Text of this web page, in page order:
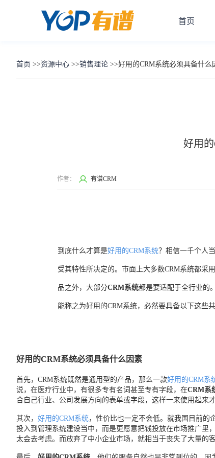
首页
首页 >>资源中心 >>销售理论 >>好用的CRM系统必须具备什么
好用
作者： 有谱CRM
到底什么才算是好用的CRM系统？相信一千个人
受其特性所决定的。市面上大多数CRM系统都采
品之外，大部分CRM系统都是要适配于全行业的
能称之为好用的CRM系统，必然要具备以下这些共
好用的CRM系统必须具备什么因素
首先，CRM系统既然是通用型的产品，那么一款好用的CRM系
说，在医疗行业中，有很多专有名词甚至专有字段，在CRM系
合自己行业、公司发展方向的表单或字段，这样一来使用起来才
其次， 好用的CRM系统，性价比也一定不会低。就我国目前的
投入到管理系统建设当中，而是更愿意把钱投放在市场推广里
太会去考虑。而放弃了中小企业市场，就相当于丧失了大量的客